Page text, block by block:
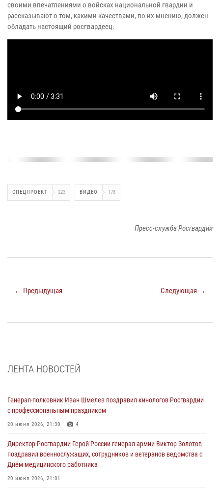
своими впечатлениями о войсках национальной гвардии и
рассказывают о том, какими качествами, по их мнению, должен
обладать настоящий росгвардеец.
СПЕЦПРОЕКТ 223 ВИДЕО 178
Пресс-служба Росгвардии
← Предыдущая Следующая →
ЛЕНТА НОВОСТЕЙ
Генерал-полковник Иван Шмелев поздравил кинологов Росгвардии
с профессиональным праздником
20 июня 2026, 21:30 4
Директор Росгвардии Герой России генерал армии Виктор Золотов
поздравил военнослужащих, сотрудников и ветеранов ведомства с
Днём медицинского работника
20 июня 2026, 21:01